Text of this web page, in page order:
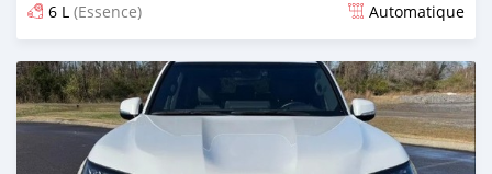
6 L (Essence) Automatique
Publié il y a environ un mois